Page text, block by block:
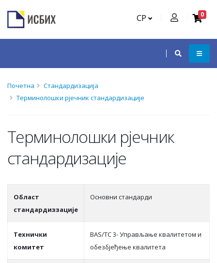
СР 0
Почетна
Стандардизација
Терминолошки рјечник стандардизације
Терминолошки рјечник
стандардизације
Област
стандардиззације
Основни стандарди
Teхнички
комитет
BAS/TC 3- Управљање квалитетом и
обезбјеђење квалитета